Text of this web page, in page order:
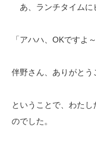
あ、ランチタイムに
「アハハ、OKですよ～
伴野さん、ありがとう
ということで、わた
のでした。